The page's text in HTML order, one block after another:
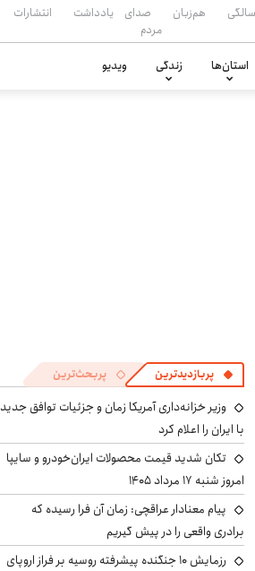
هم‌زبان
صدای
مردم
یادداشت انتشارات
استان‌ها زندگی ویدیو
پربازدیدترین پربحث‌ترین
وزیر خزانه‌داری آمریکا زمان و جزئیات توافق جدید
با ایران را اعلام کرد
تکان شدید قیمت محصولات ایران‌خودرو و سایپا
امروز شنبه ۱۷ مرداد ۱۴۰۵
پیام معنادار عراقچی: زمان آن فرا رسیده که
برادری واقعی را در پیش گیریم
رزمایش ۱۰ جنگنده پیشرفته روسیه بر فراز اروپای